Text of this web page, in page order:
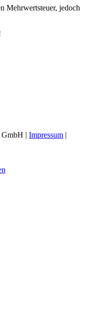
Mehrwertsteuer, jedoch
| Impressum |